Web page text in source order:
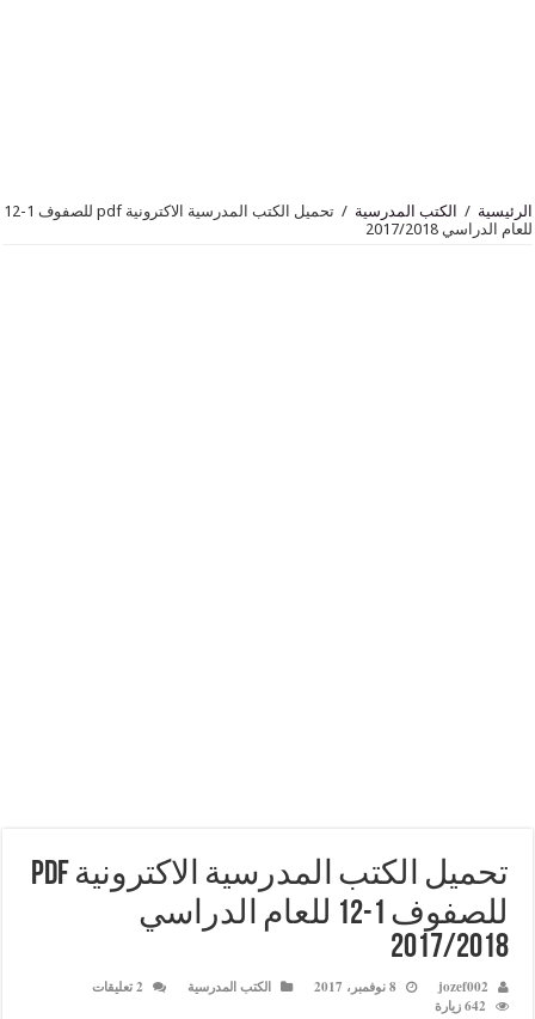
الكتب المدرسية /
تحميل الكتب المدرسية الاكترونية pdf للصفوف 1-12
2018
تحميل الكتب المدرسية الاكترونية pdf
للصفوف 1-12 للعام الدراسي
8 نوفمبر، 2017 الكتب المدرسية 2 تعليقات